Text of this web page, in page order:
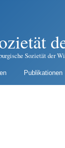
Sozietät der
Publikationen